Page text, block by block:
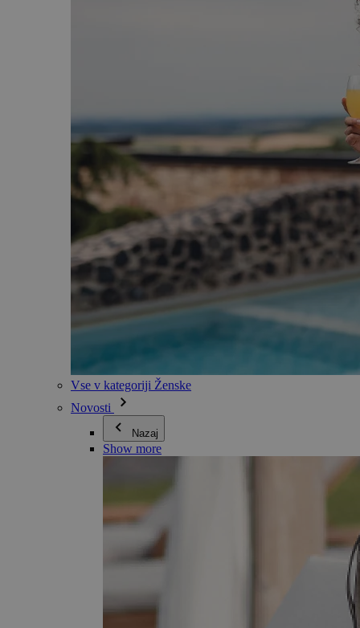
Vse v kategoriji Ženske
Novosti
Nazaj
Show more